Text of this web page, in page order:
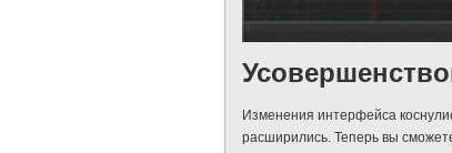
Изменения интерфейса
расширились. Теперь вы